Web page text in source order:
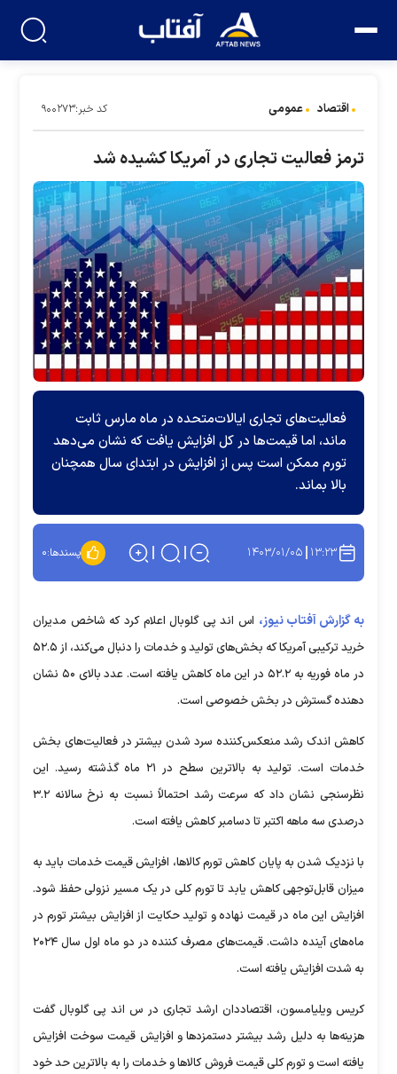
اقتصاد عمومی کد خبر:۹۰۰۲۷۳
ترمز فعالیت تجاری در آمریکا کشیده شد
فعالیت‌های تجاری ایالات‌متحده در ماه مارس ثابت
ماند، اما قیمت‌ها در کل افزایش یافت که نشان می‌دهد
تورم ممکن است پس از افزایش در ابتدای سال همچنان
بالا بماند.
۱۳:۲۳ ۱۴۰۳/۰۱/۰۵ پسندها:۰
به گزارش آفتاب نیوز، اس اند پی گلوبال اعلام کرد که شاخص مدیران
خرید ترکیبی آمریکا که بخش‌های تولید و خدمات را دنبال می‌کند، از ۵۲.۵
در ماه فوریه به ۵۲.۲ در این ماه کاهش یافته است. عدد بالای ۵۰ نشان
دهنده گسترش در بخش خصوصی است.
کاهش اندک رشد منعکس‌کننده سرد شدن بیشتر در فعالیت‌های بخش
خدمات است. تولید به بالاترین سطح در ۲۱ ماه گذشته رسید. این
نظرسنجی نشان داد که سرعت رشد احتمالاً نسبت به نرخ سالانه ۳.۲
درصدی سه ماهه اکتبر تا دسامبر کاهش یافته است.
با نزدیک شدن به پایان کاهش تورم کالاها، افزایش قیمت خدمات باید به
میزان قابل‌توجهی کاهش یابد تا تورم کلی در یک مسیر نزولی حفظ شود.
افزایش این ماه در قیمت نهاده و تولید حکایت از افزایش بیشتر تورم در
ماه‌های آینده داشت. قیمت‌های مصرف کننده در دو ماه اول سال ۲۰۲۴
به شدت افزایش یافته است.
کریس ویلیامسون، اقتصاددان ارشد تجاری در س اند پی گلوبال گفت
هزینه‌ها به دلیل رشد بیشتر دستمزد‌ها و افزایش قیمت سوخت افزایش
یافته است و تورم کلی قیمت فروش کالا‌ها و خدمات را به بالاترین حد خود